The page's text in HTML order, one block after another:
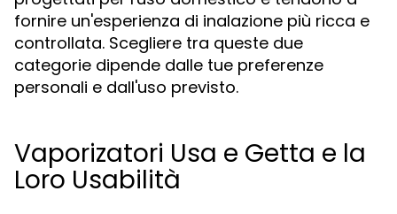
fornire un'esperienza di inalazione più ricca e
controllata. Scegliere tra queste due
categorie dipende dalle tue preferenze
personali e dall'uso previsto.
Vaporizatori Usa e Getta e la
Loro Usabilità